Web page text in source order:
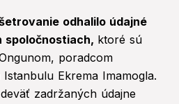
odhalilo údajné
spoločnostiach, ktoré sú
poradcom
Ekrema Imamogla.
zadržaných údajne